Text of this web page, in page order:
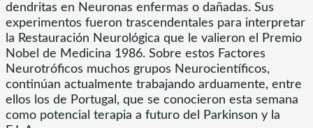
dendritas en Neuronas enfermas o dañadas. Sus
experimentos fueron trascendentales para interpretar
la Restauración Neurológica que le valieron el Premio
Nobel de Medicina 1986. Sobre estos Factores
Neurotróficos muchos grupos Neurocientíficos,
continúan actualmente trabajando arduamente, entre
ellos los de Portugal, que se conocieron esta semana
como potencial terapia a futuro del Parkinson y la